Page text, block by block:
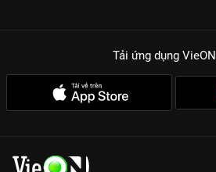
Tải ứng dụng VieON